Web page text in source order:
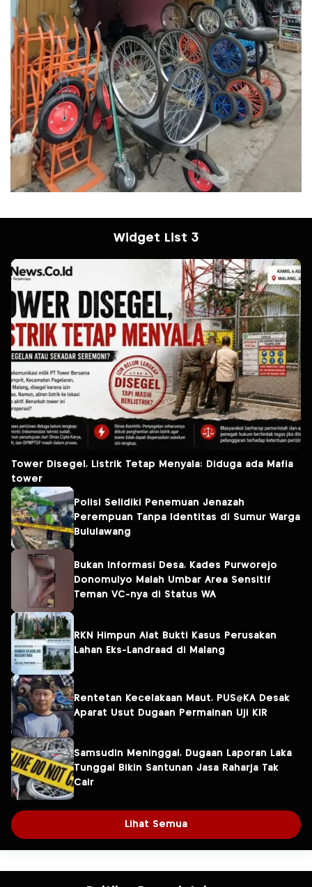
Widget List 3
Tower Disegel, Listrik Tetap Menyala: Diduga ada Mafia
tower
Polisi Selidiki Penemuan Jenazah
Perempuan Tanpa Identitas di Sumur Warga
Bululawang
Bukan Informasi Desa, Kades Purworejo
Donomulyo Malah Umbar Area Sensitif
Teman VC-nya di Status WA
RKN Himpun Alat Bukti Kasus Perusakan
Lahan Eks-Landraad di Malang
Rentetan Kecelakaan Maut, PUS@KA Desak
Aparat Usut Dugaan Permainan Uji KIR
Samsudin Meninggal, Dugaan Laporan Laka
Tunggal Bikin Santunan Jasa Raharja Tak
Cair
Lihat Semua